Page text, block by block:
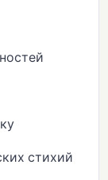
стихий